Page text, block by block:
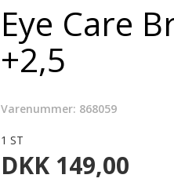
Eye Care
+2,5
Varenummer: 868059
1 ST
DKK 149,00